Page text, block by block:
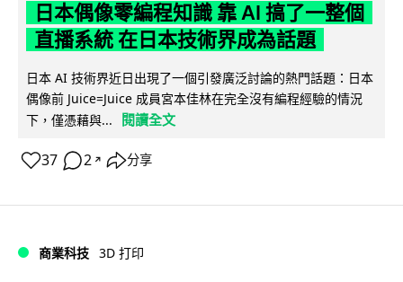
日本偶像零編程知識 靠 AI 搞了一整個
直播系統 在日本技術界成為話題
日本 AI 技術界近日出現了一個引發廣泛討論的熱門話題：日本
偶像前 Juice=Juice 成員宮本佳林在完全沒有編程經驗的情況
下，僅憑藉與...
閱讀全文
37 2 ↗ 分享
商業科技 3D 打印